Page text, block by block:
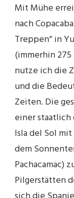
Mit Mühe
nach
Treppen“ in
(immerhin
nutze ich die
und die
Zeiten. Die
einer staatlich
Isla del Sol
dem
Pachacamac)
Pilgerstätten